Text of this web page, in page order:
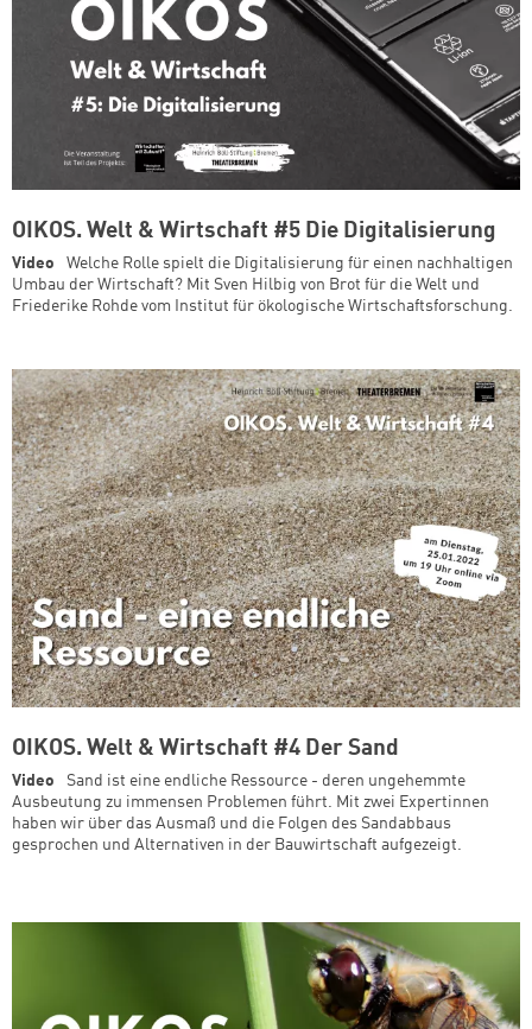
OIKOS. Welt & Wirtschaft #5 Die Digitalisierung
Video
Welche Rolle spielt die Digitalisierung für einen nachhaltigen
Umbau der Wirtschaft? Mit Sven Hilbig von Brot für die Welt und
Friederike Rohde vom Institut für ökologische Wirtschaftsforschung.
OIKOS. Welt & Wirtschaft #4 Der Sand
Video
Sand ist eine endliche Ressource - deren ungehemmte
Ausbeutung zu immensen Problemen führt. Mit zwei Expertinnen
haben wir über das Ausmaß und die Folgen des Sandabbaus
gesprochen und Alternativen in der Bauwirtschaft aufgezeigt.